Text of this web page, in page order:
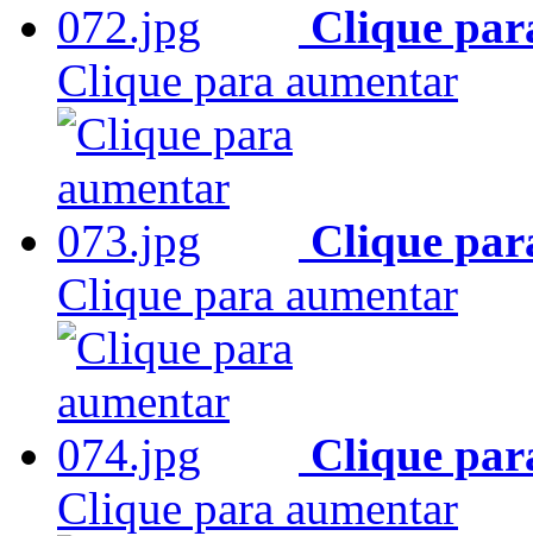
Clique
Clique para aumentar
Clique
Clique para aumentar
Clique
Clique para aumentar